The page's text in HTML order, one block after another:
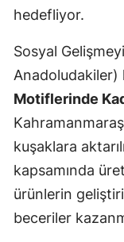
hedefliyor.
Sosyal
Anadoludakiler)
Motiflerinde
kuşaklara
kapsamında
ürünlerin
beceriler